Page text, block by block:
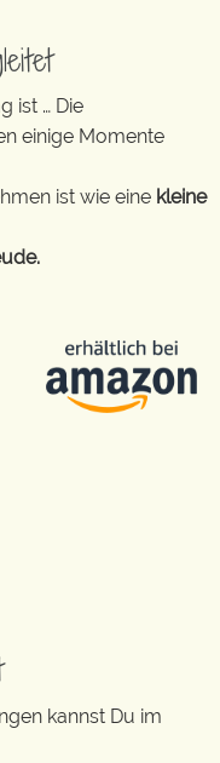
ist … Die
einige Momente
ist wie eine kleine
kannst Du im